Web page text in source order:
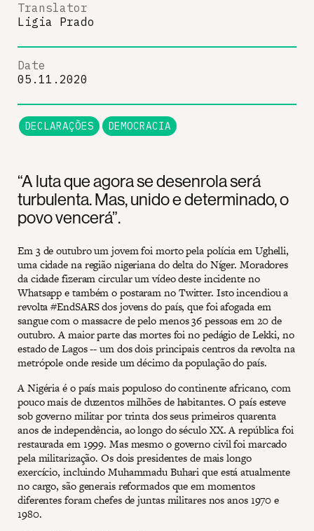
“A luta que agora se desenrola será
turbulenta. Mas, unido e determinado, o
povo vencerá”.
Em 3 de outubro um jovem foi morto pela polícia em Ughelli,
uma cidade na região nigeriana do delta do Níger. Moradores
da cidade fizeram circular um vídeo deste incidente no
Whatsapp e também o postaram no Twitter. Isto incendiou a
revolta #EndSARS dos jovens do país, que foi afogada em
sangue com o massacre de pelo menos 36 pessoas em 20 de
outubro. A maior parte das mortes foi no pedágio de Lekki, no
estado de Lagos -- um dos dois principais centros da revolta na
metrópole onde reside um décimo da população do país.
A Nigéria é o país mais populoso do continente africano, com
pouco mais de duzentos milhões de habitantes. O país esteve
sob governo militar por trinta dos seus primeiros quarenta
anos de independência, ao longo do século XX. A república foi
restaurada em 1999. Mas mesmo o governo civil foi marcado
pela militarização. Os dois presidentes de mais longo
exercício, incluindo Muhammadu Buhari que está atualmente
no cargo, são generais reformados que em momentos
diferentes foram chefes de juntas militares nos anos 1970 e
1980.
Translator
Ligia Prado
Date
05.11.2020
DECLARAÇÕES DEMOCRACIA